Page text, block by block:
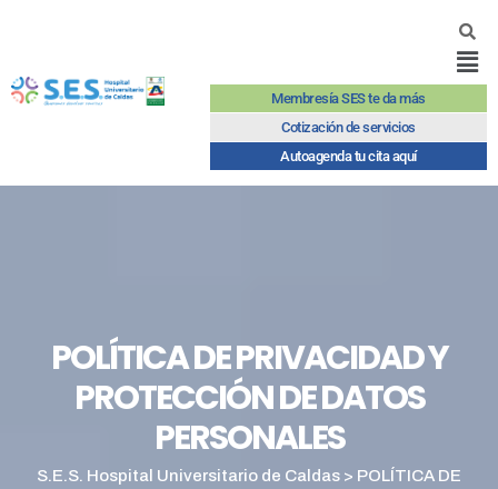
Membresía SES te da más
Cotización de servicios
Autoagenda tu cita aquí
POLÍTICA DE PRIVACIDAD Y
PROTECCIÓN DE DATOS
PERSONALES
S.E.S. Hospital Universitario de Caldas > POLÍTICA DE